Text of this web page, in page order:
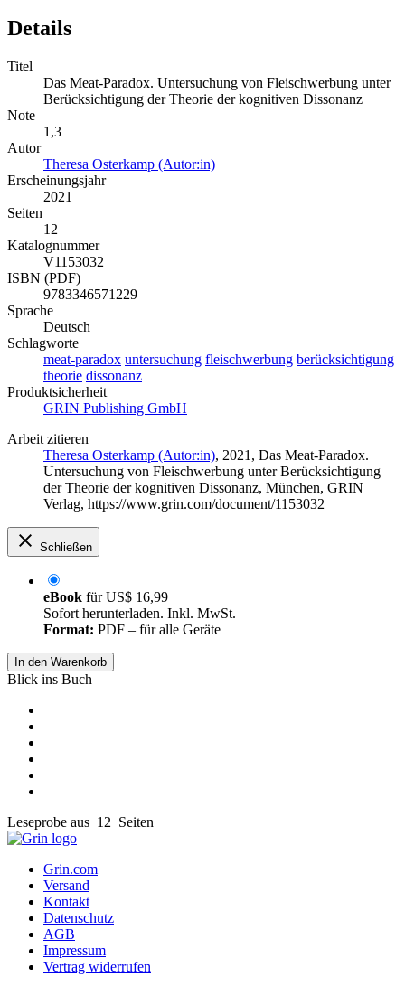
Details
Titel
Das Meat-Paradox. Untersuchung von Fleischwerbung unter
Berücksichtigung der Theorie der kognitiven Dissonanz
Note
1,3
Autor
Theresa Osterkamp (Autor:in)
Erscheinungsjahr
2021
Seiten
12
Katalognummer
V1153032
ISBN (PDF)
9783346571229
Sprache
Deutsch
Schlagworte
meat-paradox untersuchung fleischwerbung berücksichtigung
theorie dissonanz
Produktsicherheit
GRIN Publishing GmbH
Arbeit zitieren
Theresa Osterkamp (Autor:in), 2021, Das Meat-Paradox.
Untersuchung von Fleischwerbung unter Berücksichtigung
der Theorie der kognitiven Dissonanz, München, GRIN
Verlag, https://www.grin.com/document/1153032
Schließen
eBook fürUS$ 16,99
Sofort herunterladen. Inkl. MwSt.
Format: PDF – für alle Geräte
In den Warenkorb
Blick ins Buch
Leseprobe aus 12 Seiten
Grin.com
Versand
Kontakt
Datenschutz
AGB
Impressum
Vertrag widerrufen